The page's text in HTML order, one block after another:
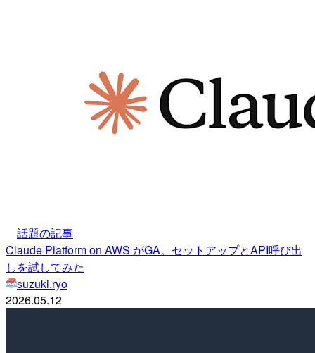
話題の記事
Claude Platform on AWS がGA。セットアップとAPI呼び出
しを試してみた
suzuki.ryo
2026.05.12